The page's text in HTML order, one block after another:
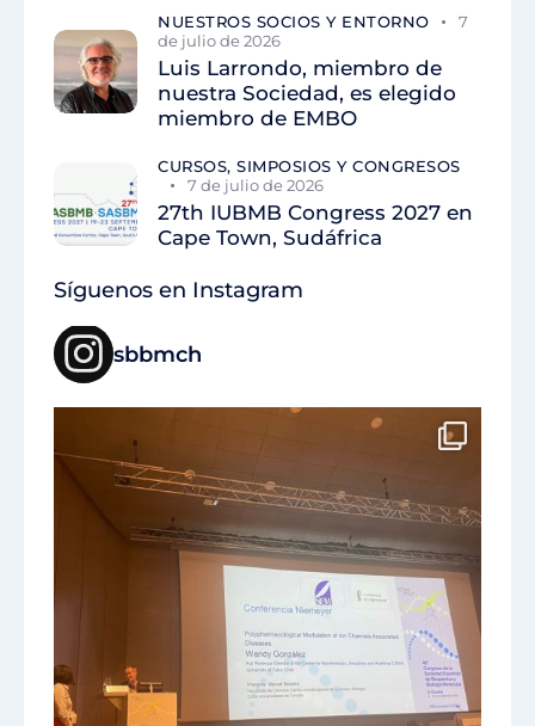
NUESTROS SOCIOS Y ENTORNO
7
de julio de 2026
Luis Larrondo, miembro de
nuestra Sociedad, es elegido
miembro de EMBO
CURSOS, SIMPOSIOS Y CONGRESOS
7 de julio de 2026
27th IUBMB Congress 2027 en
Cape Town, Sudáfrica
Síguenos en Instagram
sbbmch